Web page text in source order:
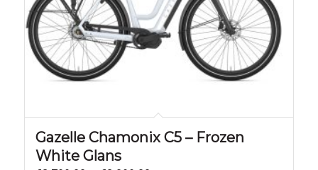
Gazelle Chamonix C5 – Frozen
White Glans